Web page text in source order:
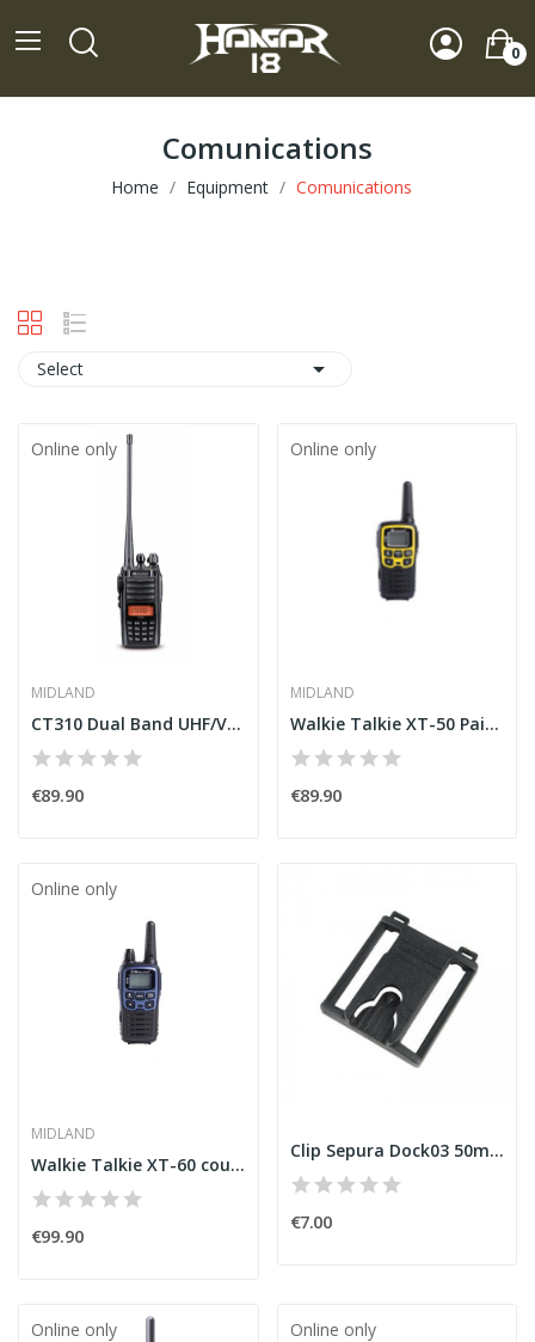
0
Comunications
Home Equipment Comunications
Select 
Online only
MIDLAND
CT310 Dual Band UHF/VHF Midland Radio
€89.90
Online only
MIDLAND
Walkie Talkie XT-50 Pair Midland
€89.90
Online only
MIDLAND
Walkie Talkie XT-60 couple Midland
€99.90
Clip Sepura Dock03 50mm
€7.00
Online only Online only